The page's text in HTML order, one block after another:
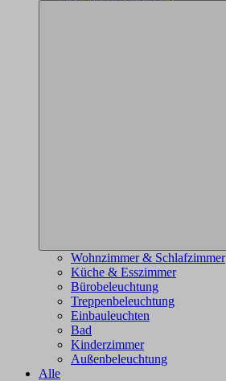
Wohnzimmer & Schlafzimmer
Küche & Esszimmer
Bürobeleuchtung
Treppenbeleuchtung
Einbauleuchten
Bad
Kinderzimmer
Außenbeleuchtung
Alle